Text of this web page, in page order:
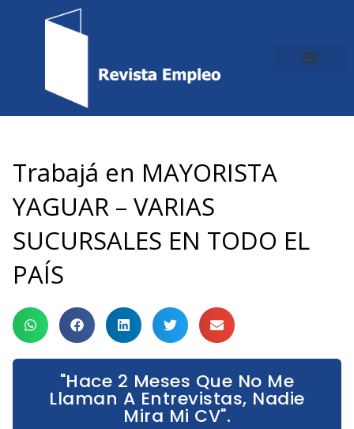
Trabajá en MAYORISTA
YAGUAR – VARIAS
SUCURSALES EN TODO EL
PAÍS
"Hace 2 Meses Que No Me
Llaman A Entrevistas, Nadie
Mira Mi CV".